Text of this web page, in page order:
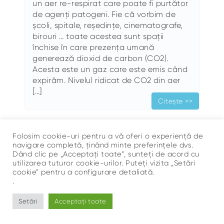
un aer re-respirat care poate fi purtător
de agenți patogeni. Fie că vorbim de
școli, spitale, reședințe, cinematografe,
birouri … toate acestea sunt spații
închise în care prezența umană
generează dioxid de carbon (CO2).
Acesta este un gaz care este emis când
expirăm. Nivelul ridicat de CO2 din aer
[…]
Citește >>
Folosim cookie-uri pentru a vă oferi o experiență de
navigare completă, ținând minte preferințele dvs.
Dând clic pe „Acceptați toate”, sunteți de acord cu
utilizarea tuturor cookie-urilor. Puteți vizita „Setări
cookie” pentru a configurare detaliată.
.
Setări Acceptați toate